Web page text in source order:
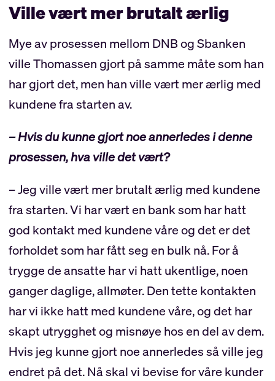
Ville vært mer brutalt ærlig
Mye av prosessen mellom DNB og Sbanken
ville Thomassen gjort på samme måte som han
har gjort det, men han ville vært mer ærlig med
kundene fra starten av.
– Hvis du kunne gjort noe annerledes i denne
prosessen, hva ville det vært?
– Jeg ville vært mer brutalt ærlig med kundene
fra starten. Vi har vært en bank som har hatt
god kontakt med kundene våre og det er det
forholdet som har fått seg en bulk nå. For å
trygge de ansatte har vi hatt ukentlige, noen
ganger daglige, allmøter. Den tette kontakten
har vi ikke hatt med kundene våre, og det har
skapt utrygghet og misnøye hos en del av dem.
Hvis jeg kunne gjort noe annerledes så ville jeg
endret på det. Nå skal vi bevise for våre kunder